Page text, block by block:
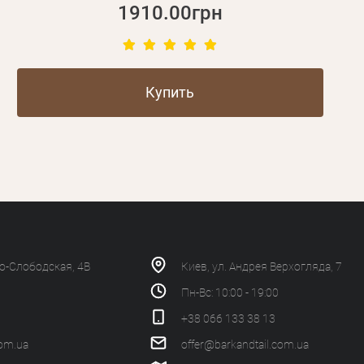
1910.00грн
Купить
Слободская, 4В
Киев, ул. Андрея Верхогляда, 7
Пн-Вс: 10:00 - 19:00
+38 066 133 38 13
offer@barkandtail.com.ua